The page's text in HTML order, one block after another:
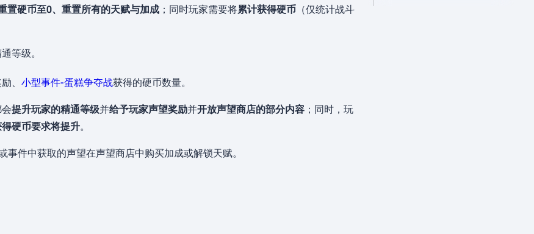
置硬币至0、重置所有的天赋与加成 ；同时玩家需要将累计获得硬币 （仅统计战斗
等级。
、 小型事件-蛋糕争夺战获得的硬币数量。
提升玩家的精通等级并给予玩家声望奖励并开放声望商店的部分内容 ；同时，玩
硬币要求将提升。
事件中获取的声望在声望商店中购买加成或解锁天赋。